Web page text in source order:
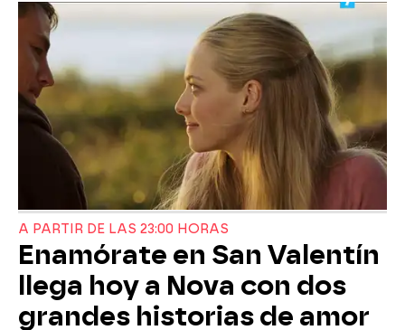
A PARTIR DE LAS 23:00 HORAS
Enamórate en San Valentín
llega hoy a Nova con dos
grandes historias de amor